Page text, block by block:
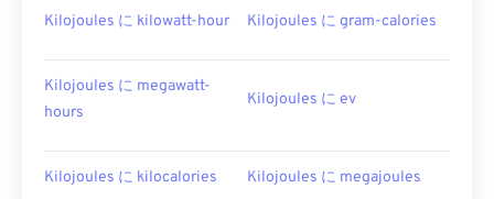
Kilojoules に kilowatt-hour Kilojoules に gram-calories
Kilojoules に megawatt-
hours
Kilojoules に ev
Kilojoules に kilocalories Kilojoules に megajoules